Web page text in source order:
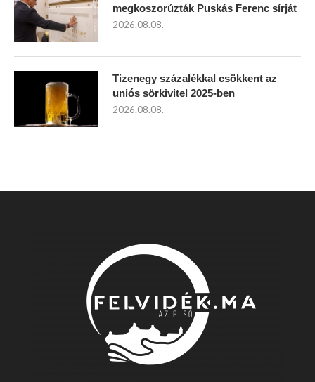
megkoszorúzták Puskás Ferenc sírját
2026.08.08.
Tizenegy százalékkal csökkent az
uniós sörkivitel 2025-ben
2026.08.08.